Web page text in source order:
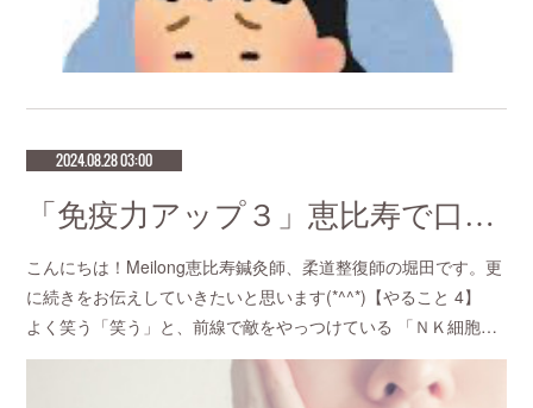
2024.08.28 03:00
「免疫力アップ３」恵比寿で口コミNo.1美容鍼灸ならmeilong
こんにちは！Meilong恵比寿鍼灸師、柔道整復師の堀田です。更
に続きをお伝えしていきたいと思います(*^^*)【やること 4】
よく笑う「笑う」と、前線で敵をやっつけている 「ＮＫ細胞…